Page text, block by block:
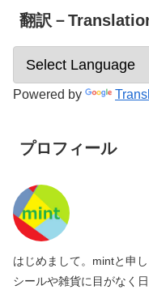
翻訳－
Powered by
プロフィール
はじめまして。mintと申し
シールや雑貨に目がなく